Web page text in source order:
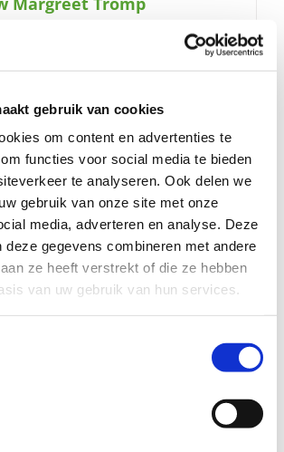
gebruik van cookies
om content en advertenties te
functies voor social media te bieden
te analyseren. Ook delen we
gebruik van onze site met onze
media, adverteren en analyse. Deze
deze gegevens combineren met andere
ze heeft verstrekt of die ze hebben
van uw gebruik van hun services.